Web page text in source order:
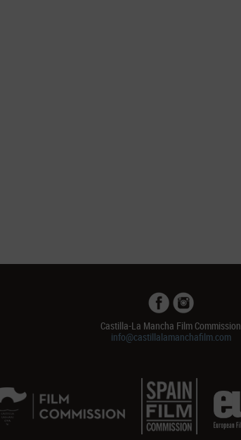
Castilla-La Mancha Film Commission
info@castillalamanchafilm.com